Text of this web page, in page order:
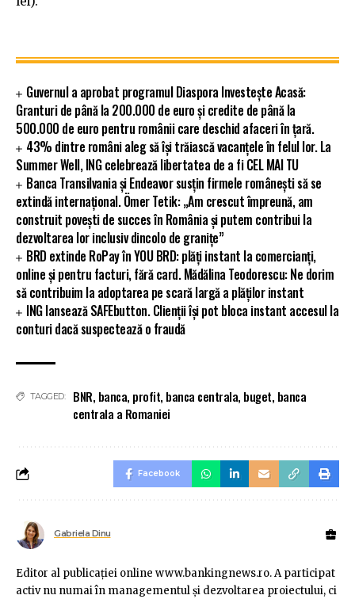
Guvernul a aprobat programul Diaspora Investește Acasă:
Granturi de până la 200.000 de euro și credite de până la
500.000 de euro pentru românii care deschid afaceri în țară.
43% dintre români aleg să își trăiască vacanțele în felul lor. La
Summer Well, ING celebrează libertatea de a fi CEL MAI TU
Banca Transilvania și Endeavor susțin firmele românești să se
extindă internațional. Ömer Tetik: „Am crescut împreună, am
construit povești de succes în România și putem contribui la
dezvoltarea lor inclusiv dincolo de granițe”
BRD extinde RoPay în YOU BRD: plăți instant la comercianți,
online și pentru facturi, fără card. Mădălina Teodorescu: Ne dorim
să contribuim la adoptarea pe scară largă a plăților instant
ING lansează SAFEbutton. Clienții își pot bloca instant accesul la
conturi dacă suspectează o fraudă
TAGGED: BNR, banca, profit, banca centrala, buget, banca
centrala a Romaniei
Facebook
Gabriela Dinu
Editor al publicaţiei online www.bankingnews.ro. A participat
activ nu numai în managementul şi dezvoltarea proiectului, ci